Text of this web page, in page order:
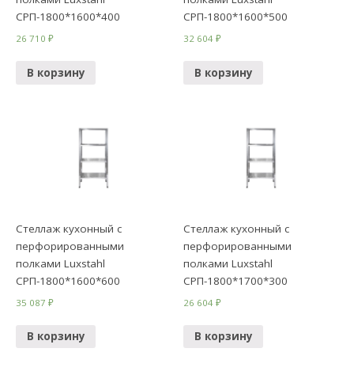
СРП-1800*1600*400
26 710₽
В корзину
СРП-1800*1600*500
32 604₽
В корзину
Стеллаж кухонный с
перфорированными
полками Luxstahl
СРП-1800*1600*600
35 087₽
В корзину
Стеллаж кухонный с
перфорированными
полками Luxstahl
СРП-1800*1700*300
26 604₽
В корзину